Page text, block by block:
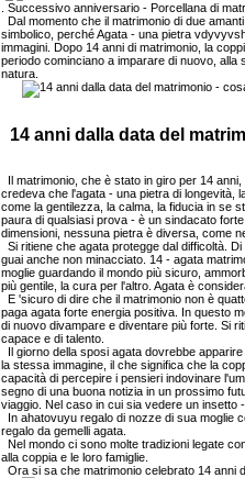
. Successivo anniversario - Porcellana di
Dal momento che il matrimonio di due
simbolico, perché Agata - una pietra
immagini. Dopo 14 anni di matrimonio, la
periodo cominciano a imparare di nuovo, alla
natura.
14 anni dalla data del
Il matrimonio, che è stato in giro per 14
credeva che l'agata - una pietra di longevità,
come la gentilezza, la calma, la fiducia in se
paura di qualsiasi prova - è un sindacato
dimensioni, nessuna pietra è diversa, come
Si ritiene che agata protegge dal difficoltà.
guai anche non minacciato. 14 - agata
moglie guardando il mondo più sicuro,
più gentile, la cura per l'altro. Agata è
E 'sicuro di dire che il matrimonio non è
paga agata forte energia positiva. In questo
di nuovo divampare e diventare più forte. Si
capace e di talento.
Il giorno della sposi agata dovrebbe
la stessa immagine, il che significa che la
capacità di percepire i pensieri indovinare
segno di una buona notizia in un prossimo
viaggio. Nel caso in cui sia vedere un insetto
In ahatovuyu regalo di nozze di sua moglie
regalo da gemelli agata.
Nel mondo ci sono molte tradizioni legate
alla coppia e le loro famiglie.
Ora si sa che matrimonio celebrato 14 anni